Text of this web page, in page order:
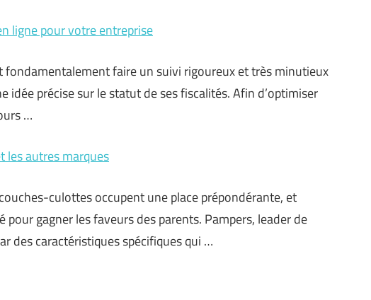
ligne pour votre entreprise
faire un suivi rigoureux et très minutieux
idée précise sur le statut de ses fiscalités. Afin d’optimiser
…
les autres marques
culottes occupent une place prépondérante, et
gagner les faveurs des parents. Pampers, leader de
des caractéristiques spécifiques qui …